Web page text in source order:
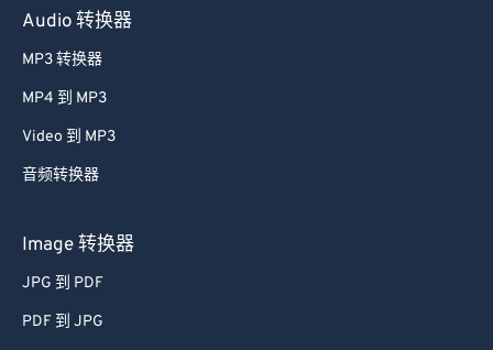
Audio 转换器
MP3 转换器
MP4 到 MP3
Video 到 MP3
音频转换器
Image 转换器
JPG 到 PDF
PDF 到 JPG